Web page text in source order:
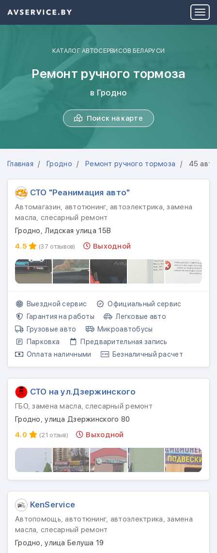
КАТАЛОГ АВТОСЕРВИСОВ БЕЛАРУСИ
Ремонт ручного тормоза
в Гродно
Поиск на карте
Главная Гродно Ремонт ручного тормоза 45
СТО "Реанимация авто"
Автомагазин, автотюнинг, автоэлектрика, замена
масла, слесарный ремонт
Гродно, Лидская улица 15В
4.5
(37 отзывов) Выходной
Выездной сервис
Официальный сервис
Гарантия на работы
Легковые авто
Грузовые авто
Микроавтобусы
Парковка
Предварительная запись
Оплата наличными
Безналичный расчет
СТО на ул.Дзержинского
ГБО, замена масла, слесарный ремонт
Гродно, улица Дзержинского 80
4.0
(21 отзыв) Выходной
KenService
Автопомощь, автотюнинг, автоэлектрика, замена
масла, слесарный ремонт
Гродно, улица Белуша 19